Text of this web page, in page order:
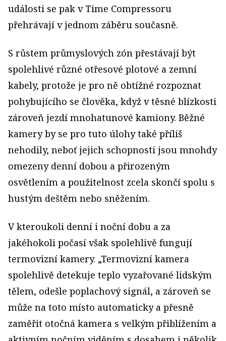
události se pak v Time Compressoru
přehrávají v jednom záběru současně.
S růstem průmyslových zón přestávají být
spolehlivé různé otřesové plotové a zemní
kabely, protože je pro ně obtížné rozpoznat
pohybujícího se člověka, když v těsné blízkosti
zároveň jezdí mnohatunové kamiony. Běžné
kamery by se pro tuto úlohy také příliš
nehodily, neboť jejich schopnosti jsou mnohdy
omezeny denní dobou a přirozeným
osvětlením a použitelnost zcela skončí spolu s
hustým deštěm nebo sněžením.
V kteroukoli denní i noční dobu a za
jakéhokoli počasí však spolehlivě fungují
termovizní kamery. „Termovizní kamera
spolehlivě detekuje teplo vyzařované lidským
tělem, odešle poplachový signál, a zároveň se
může na toto místo automaticky a přesně
zaměřit otočná kamera s velkým přiblížením a